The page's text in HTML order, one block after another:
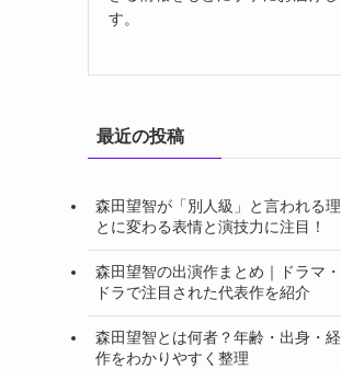
す。
最近の投稿
森田望智が「別人級」と言われる
とに変わる表情と演技力に注目！
森田望智の出演作まとめ｜ドラマ
ドラで注目された代表作を紹介
森田望智とは何者？年齢・出身・
作をわかりやすく整理